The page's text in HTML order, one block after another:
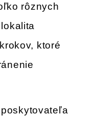
rôznych
ktoré